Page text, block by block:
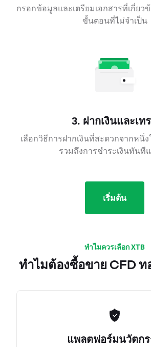
กรอกข้อมูลและเตรียมเอกสารที่เกี่ยว
ขั้นตอนที่ไม่จำเป็น
3. ฝากเงินและเท
เลือกวิธีการฝากเงินที่สะดวกจากหนึ่
รวมถึงการชำระเงินทันที
เริ่มต้น
ทำไมควรเลือก XTB
ทำไมต้องซื้อขาย CFD ท
แพลตฟอร์มนวัตก